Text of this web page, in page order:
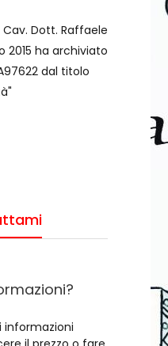
Dott. Raffaele
2015 ha archiviato
dal titolo
informazioni